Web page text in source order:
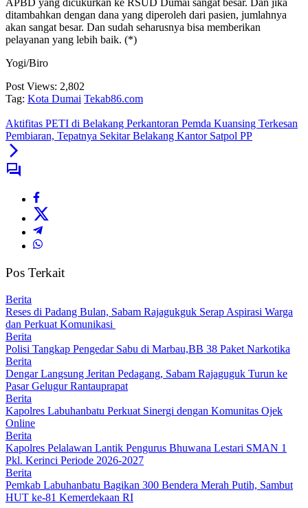
APBD yang dicukurkan ke RSUD Dumai sangat besar. Dan jika
ditambahkan dengan dana yang diperoleh dari pasien, jumlahnya
akan sangat besar. Dan sudah seharusnya bisa memberikan
pelayanan yang lebih baik. (*)
Yogi/Biro
Post Views: 2,802
Tag: Kota Dumai Tekab86.com
Aktifitas PETI di Belakang Perkantoran Pemda Kuansing Terkesan
Pembiaran, Tepatnya Sekitar Belakang Kantor Satpol PP
Pos Terkait
Berita
Reses di Padang Bulan, Sabam Rajagukguk Serap Aspirasi Warga
dan Perkuat Komunikasi
Berita
Polisi Tangkap Pengedar Sabu di Marbau,BB 38 Paket Narkotika
Berita
Dengar Langsung Jeritan Pedagang, Sabam Rajaguguk Turun ke
Pasar Gelugur Rantauprapat
Berita
Kapolres Labuhanbatu Perkuat Sinergi dengan Komunitas Ojek
Online
Berita
Kapolres Pelalawan Lantik Pengurus Bhuwana Lestari SMAN 1
Pkl. Kerinci Periode 2026-2027
Berita
Pemkab Labuhanbatu Bagikan 300 Bendera Merah Putih, Sambut
HUT ke-81 Kemerdekaan RI